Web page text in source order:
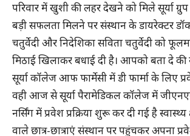
परिवार में खुशी की लहर देखने को मिले सूर्या ग्रुप
बड़ी सफलता मिलने पर संस्थान के डायरेक्टर
चतुर्वेदी और निदेशिका सविता चतुर्वेदी को
मिठाई खिलाकर बधाई दी है। आपको बता दे की
सूर्या कॉलेज आफ फार्मेसी में डी फार्मा के लिए
वही आज से सूर्या पैरामेडिकल कॉलेज में
नर्सिंग में प्रवेश प्रक्रिया शुरू कर दी गई है
वाले छात्र-छात्राएं संस्थान पर पहुंचकर अपना